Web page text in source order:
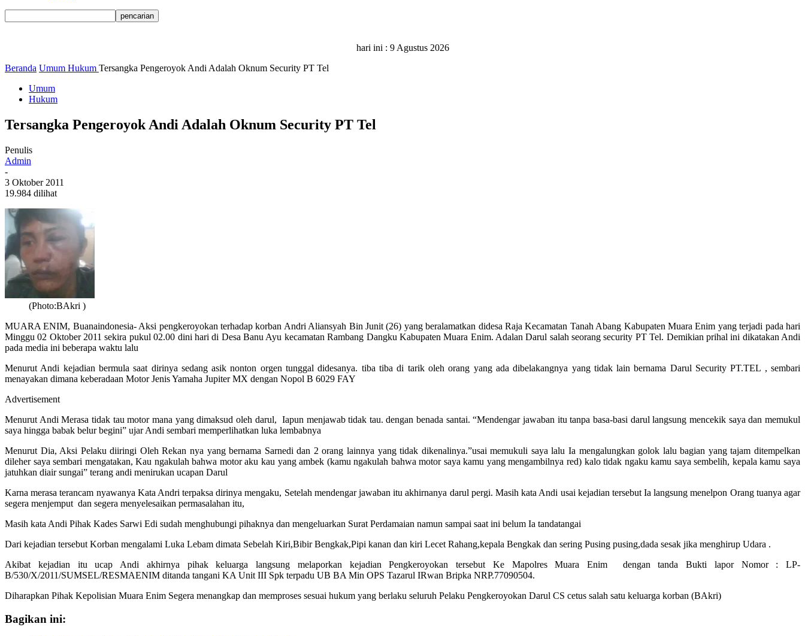
hari ini : 9 Agustus 2026
Beranda Umum Hukum Tersangka Pengeroyok Andi Adalah Oknum Security PT Tel
Umum
Hukum
Tersangka Pengeroyok Andi Adalah Oknum Security PT Tel
Penulis
Admin
-
3 Oktober 2011
19.984 dilihat
(Photo:BAkri )
MUARA ENIM, Buanaindonesia- Aksi pengkeroyokan terhadap korban Andri Aliansyah Bin Junit (26) yang beralamatkan didesa Raja Kecamatan Tanah Abang Kabupaten Muara Enim yang terjadi pada hari
Minggu 02 Oktober 2011 sekira pukul 02.00 dini hari di Desa Banu Ayu kecamatan Rambang Dangku Kabupaten Muara Enim. Adalan Darul salah seorang security PT Tel. Demikian prihal ini dikatakan Andi
pada media ini beberapa waktu lalu
Menurut Andi kejadian bermula saat dirinya sedang asik nonton orgen tunggal didesanya. tiba tiba di tarik oleh orang yang ada dibelakangnya yang tidak lain bernama Darul Security PT.TEL , sembari
menayakan dimana keberadaan Motor Jenis Yamaha Jupiter MX dengan Nopol B 6029 FAY
Advertisement
Menurut Andi Merasa tidak tau motor mana yang dimaksud oleh darul, Iapun menjawab tidak tau. dengan benada santai. “Mendengar jawaban itu tanpa basa-basi darul langsung mencekik saya dan memukul
saya hingga babak belur begini” ujar Andi sembari memperlihatkan luka lembabnya
Menurut Dia, Aksi Pelaku diiringi Oleh Rekan nya yang bernama Sarnedi dan 2 orang lainnya yang tidak dikenalinya.”usai memukuli saya lalu Ia mengalungkan golok lalu bagian yang tajam ditempelkan
dileher saya sembari mengatakan, Kau ngakulah bahwa motor aku kau yang ambek (kamu ngakulah bahwa motor saya kamu yang mengambilnya red) kalo tidak ngaku kamu saya sembelih, kepala kamu saya
jatuhkan diair sungai” terang andi menirukan ucapan Darul
Karna merasa terancam nyawanya Kata Andri terpaksa dirinya mengaku, Setelah mendengar jawaban itu akhirnanya darul pergi. Masih kata Andi usai kejadian tersebut Ia langsung menelpon Orang tuanya agar
segera menjemput dan segera menyelesaikan permasalahan itu,
Masih kata Andi Pihak Kades Sarwi Edi sudah menghubungi pihaknya dan mengeluarkan Surat Perdamaian namun sampai saat ini belum Ia tandatangai
Dari kejadian tersebut Korban mengalami Luka Lebam dimata Sebelah Kiri,Bibir Bengkak,Pipi kanan dan kiri Lecet Rahang,kepala Bengkak dan sering Pusing pusing,dada sesak jika menghirup Udara .
Akibat kejadian itu ucap Andi akhirnya pihak keluarga langsung melaporkan kejadian Pengkeroyokan tersebut Ke Mapolres Muara Enim dengan tanda Bukti lapor Nomor : LP-
B/530/X/2011/SUMSEL/RESMAENIM ditanda tangani KA Unit III Spk terpadu UB BA Min OPS Tazarul IRwan Bripka NRP.77090504.
Diharapkan Pihak Kepolisian Muara Enim Segera menangkap dan memproses sesuai hukum yang berlaku seluruh Pelaku Pengkeroyokan Darul CS cetus salah satu keluarga korban (BAkri)
Bagikan ini: